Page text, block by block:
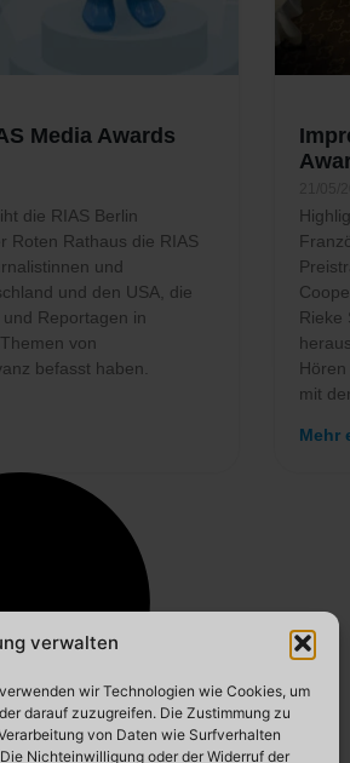
verwalten
wir Technologien wie Cookies, um
darauf zuzugreifen. Die Zustimmung zu
von Daten wie Surfverhalten
Nichteinwilligung oder der Widerruf der
Media Awards
die RIAS Berlin
Roten Rathaus die RIAS
und
und den USA, die
Reportagen in
von
befasst haben.
Rieke
mit
Mehr